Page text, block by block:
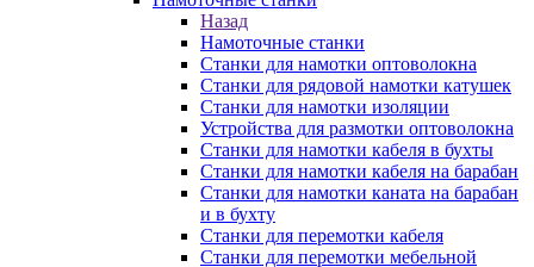
Назад
Намоточные станки
Станки для намотки оптоволокна
Станки для рядовой намотки катушек
Станки для намотки изоляции
Устройства для размотки оптоволокна
Станки для намотки кабеля в бухты
Станки для намотки кабеля на барабан
Станки для намотки каната на барабан
и в бухту
Станки для перемотки кабеля
Станки для перемотки мебельной